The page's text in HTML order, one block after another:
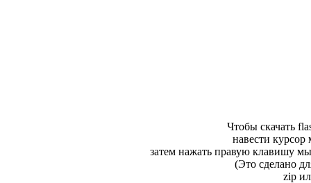
Чтобы скачать
навести
затем нажать правую клавишу
(Это сделано
zip